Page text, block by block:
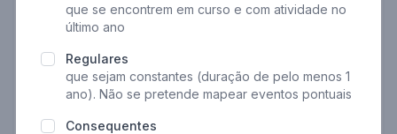
E-mail
Telefone
que se encontrem em curso e com atividade no
último ano
Regulares
que sejam constantes (duração de pelo menos 1
ano). Não se pretende mapear eventos pontuais
Consequentes